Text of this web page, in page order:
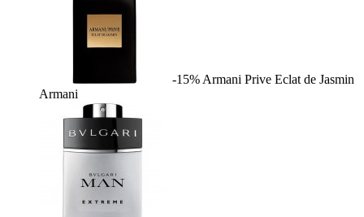
-15% Armani Prive Eclat de Jasmin
Armani